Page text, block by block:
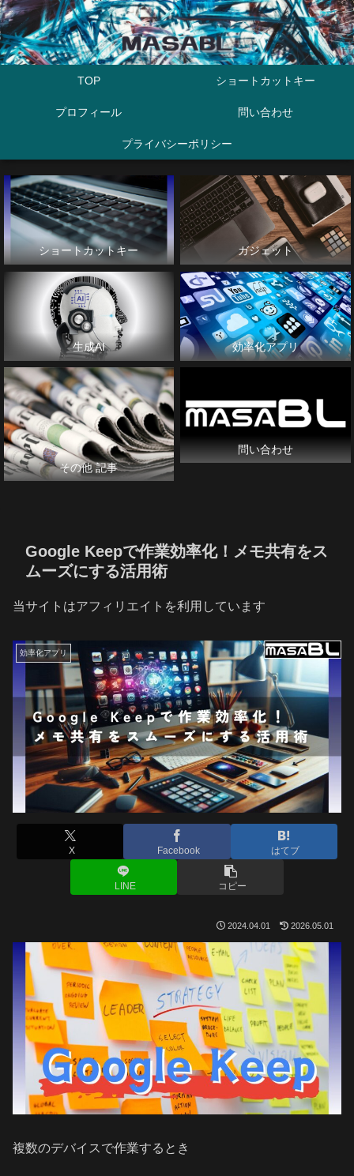
TOP ショートカットキー
プロフィール 問い合わせ
プライバシーポリシー
ショートカットキー ガジェット
生成AI 効率化アプリ
その他 記事
問い合わせ
Google Keepで作業効率化！メモ共有をス
ムーズにする活用術
当サイトはアフィリエイトを利用しています
効率化アプリ
X Facebook はてブ
LINE コピー
2024.04.01 2026.05.01
複数のデバイスで作業するとき